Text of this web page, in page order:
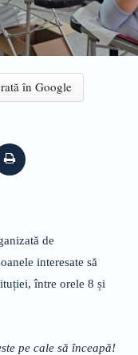
în Google
de
interesate să
între orele 8 și
pe cale să înceapă!